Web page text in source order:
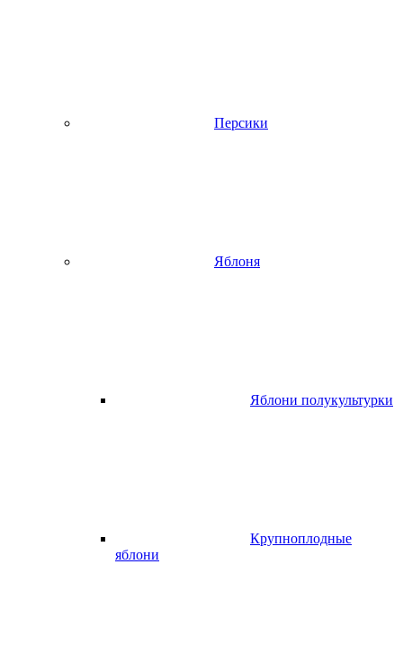
Персики
Яблоня
Яблони полукультурки
Крупноплодные
яблони